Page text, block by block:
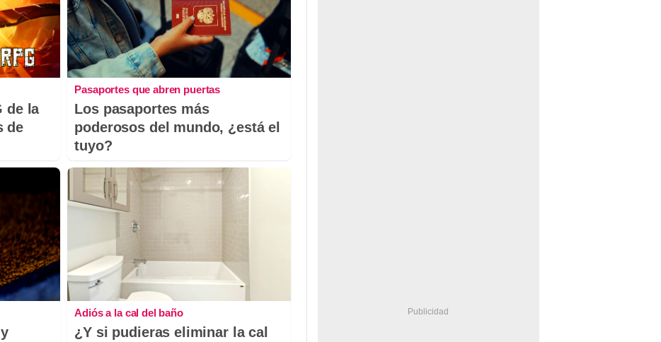
de la
de
Pasaportes que abren puertas
Los pasaportes más
poderosos del mundo, ¿está el
tuyo?
Adiós a la cal del baño
¿Y si pudieras eliminar la cal